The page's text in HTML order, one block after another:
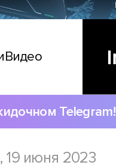
Видео
Telegram!
19 июня 2023